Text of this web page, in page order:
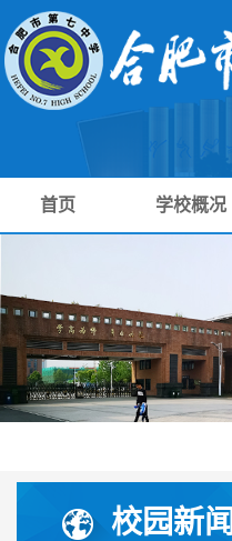
首页 学校概况
校园新闻